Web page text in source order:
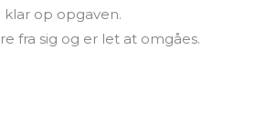
klar op opgaven.
fra sig og er let at omgåes.